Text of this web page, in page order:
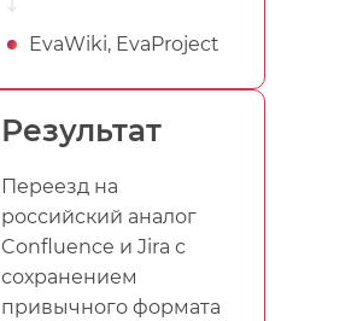
EvaWiki, EvaProject
Результат
Переезд на
российский аналог
Confluence и Jira с
сохранением
привычного формата